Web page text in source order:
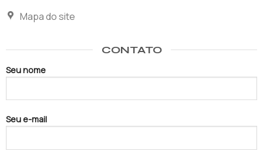
Mapa do site
CONTATO
Seu nome
Seu e-mail